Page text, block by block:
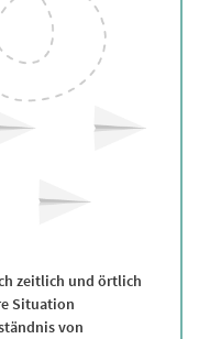
zeitlich und örtlich
Situation
von